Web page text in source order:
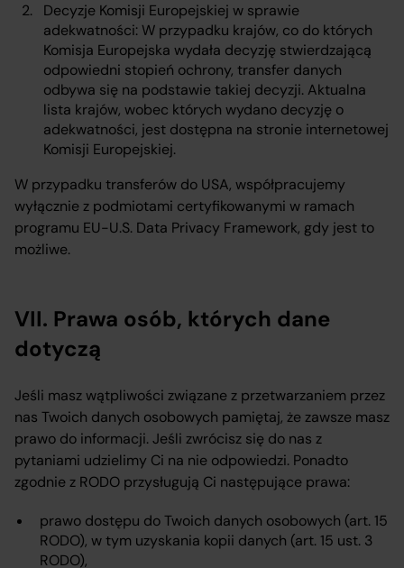
Decyzje Komisji Europejskiej w sprawie
adekwatności: W przypadku krajów, co do których
Komisja Europejska wydała decyzję stwierdzającą
odpowiedni stopień ochrony, transfer danych
odbywa się na podstawie takiej decyzji. Aktualna
lista krajów, wobec których wydano decyzję o
adekwatności, jest dostępna na stronie internetowej
Komisji Europejskiej.
W przypadku transferów do USA, współpracujemy
wyłącznie z podmiotami certyfikowanymi w ramach
programu EU-U.S. Data Privacy Framework, gdy jest to
możliwe.
VII. Prawa osób, których dane
dotyczą
Jeśli masz wątpliwości związane z przetwarzaniem przez
nas Twoich danych osobowych pamiętaj, że zawsze masz
prawo do informacji. Jeśli zwrócisz się do nas z
pytaniami udzielimy Ci na nie odpowiedzi. Ponadto
zgodnie z RODO przysługują Ci następujące prawa:
prawo dostępu do Twoich danych osobowych (art. 15
RODO), w tym uzyskania kopii danych (art. 15 ust. 3
RODO),